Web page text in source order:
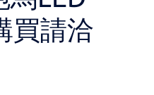
買請洽